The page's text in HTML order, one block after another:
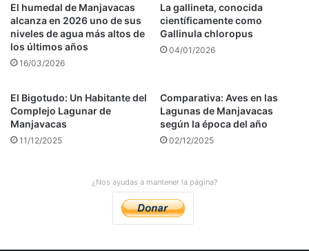
El humedal de Manjavacas
alcanza en 2026 uno de sus
niveles de agua más altos de
los últimos años
16/03/2026
La gallineta, conocida
científicamente como
Gallinula chloropus
04/01/2026
El Bigotudo: Un Habitante del
Complejo Lagunar de
Manjavacas
11/12/2025
Comparativa: Aves en las
Lagunas de Manjavacas
según la época del año
02/12/2025
¿Nos ayudas a mantener la página?